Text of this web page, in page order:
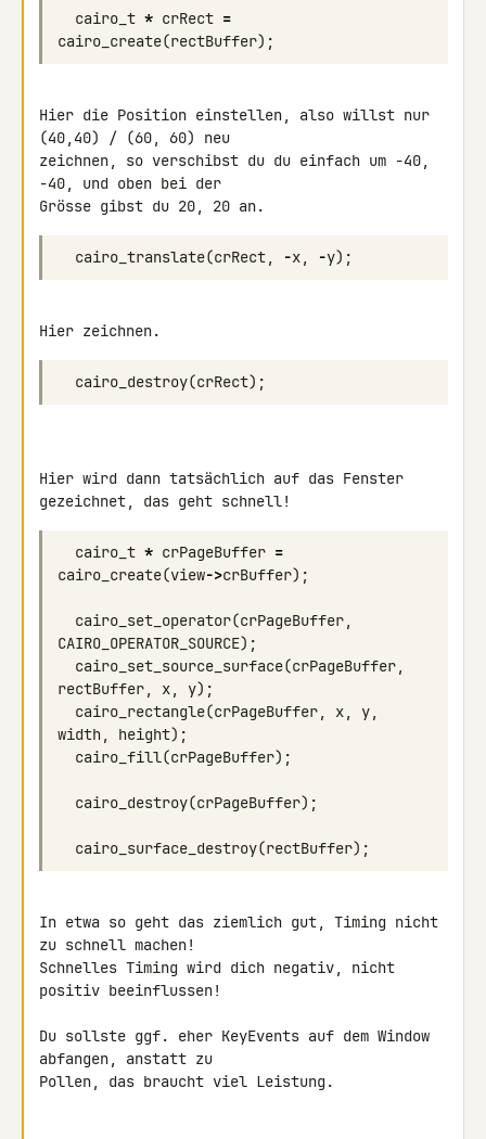
cairo_t * crRect =
cairo_create(rectBuffer);
Hier die Position einstellen, also willst nur
(40,40) / (60, 60) neu
zeichnen, so verschibst du du einfach um -40,
-40, und oben bei der
Grösse gibst du 20, 20 an.
cairo_translate(crRect, -x, -y);
Hier zeichnen.
cairo_destroy(crRect);
Hier wird dann tatsächlich auf das Fenster
gezeichnet, das geht schnell!
cairo_t * crPageBuffer =
cairo_create(view->crBuffer);
cairo_set_operator(crPageBuffer,
CAIRO_OPERATOR_SOURCE);
cairo_set_source_surface(crPageBuffer,
rectBuffer, x, y);
cairo_rectangle(crPageBuffer, x, y,
width, height);
cairo_fill(crPageBuffer);
cairo_destroy(crPageBuffer);
cairo_surface_destroy(rectBuffer);
In etwa so geht das ziemlich gut, Timing nicht
zu schnell machen!
Schnelles Timing wird dich negativ, nicht
positiv beeinflussen!
Du sollste ggf. eher KeyEvents auf dem Window
abfangen, anstatt zu
Pollen, das braucht viel Leistung.